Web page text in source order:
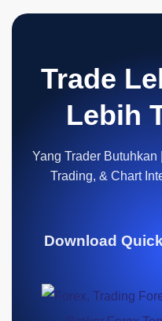
Trade
Lebih
Yang Trader Butuhkan
Trading, & Chart
Download